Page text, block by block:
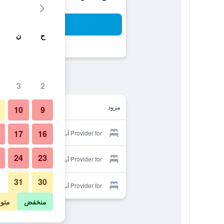
مزود
Provider for أبا كابار فيلاز
Provider for أبا كابار فيلاز
Provider for أبا كابار فيلاز
ح ن
2
3
9
10
16
17
23
24
30
31
منخفض